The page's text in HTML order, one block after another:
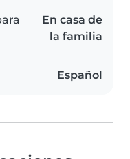
En casa de
la familia
Español